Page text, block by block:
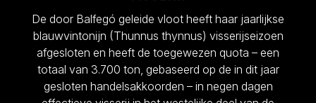
De door Balfegó geleide vloot heeft haar jaarlijkse
blauwvintonijn (Thunnus thynnus) visserijseizoen
afgesloten en heeft de toegewezen quota – een
totaal van 3.700 ton, gebaseerd op de in dit jaar
gesloten handelsakkoorden – in negen dagen